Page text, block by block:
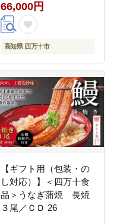
66,000円
高知県 四万十市
【ギフト用（包装・の
し対応）】＜四万十食
品＞うなぎ蒲焼 長焼
３尾／ＣＤ 26